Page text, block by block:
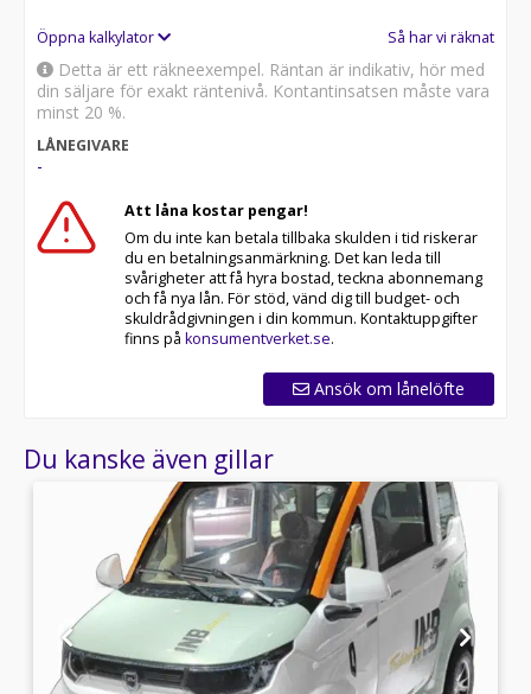
Öppna kalkylator Så har vi räknat
Detta är ett räkneexempel. Räntan är indikativ, hör med
din säljare för exakt räntenivå. Kontantinsatsen måste vara
minst 20 %.
LÅNEGIVARE
-
Att låna kostar pengar!
Om du inte kan betala tillbaka skulden i tid riskerar
du en betalningsanmärkning. Det kan leda till
svårigheter att få hyra bostad, teckna abonnemang
och få nya lån. För stöd, vänd dig till budget- och
skuldrådgivningen i din kommun. Kontaktuppgifter
finns på konsumentverket.se.
Ansök om lånelöfte
Du kanske även gillar